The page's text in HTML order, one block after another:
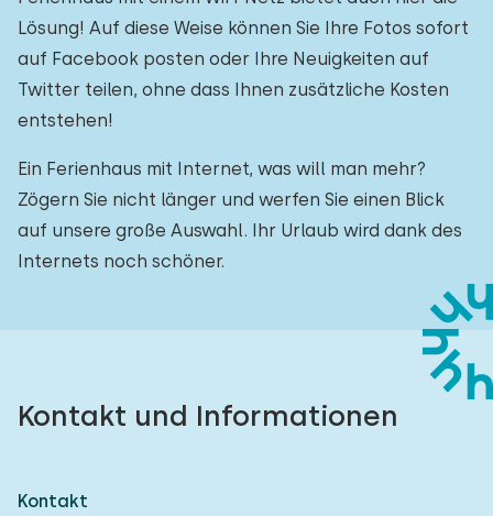
Lösung! Auf diese Weise können Sie Ihre Fotos sofort
auf Facebook posten oder Ihre Neuigkeiten auf
Twitter teilen, ohne dass Ihnen zusätzliche Kosten
entstehen!
Ein Ferienhaus mit Internet, was will man mehr?
Zögern Sie nicht länger und werfen Sie einen Blick
auf unsere große Auswahl. Ihr Urlaub wird dank des
Internets noch schöner.
Kontakt und Informationen
Kontakt